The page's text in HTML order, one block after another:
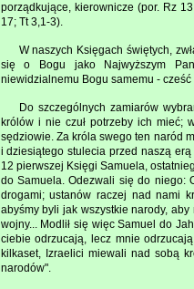
porządkujące, kierownicze (por. Rz
17; Tt 3,1-3).
W naszych Księgach świętych,
się o Bogu jako Najwyższym
niewidzialnemu Bogu samemu -
Do szczególnych zamiarów
królów i nie czuł potrzeby ich mieć;
sędziowie. Za króla swego ten naród
i dziesiątego stulecia przed naszą erą
12 pierwszej Księgi Samuela,
do Samuela. Odezwali się do niego:
drogami; ustanów raczej nad nami
abyśmy byli jak wszystkie narody, aby
wojny... Modlił się więc Samuel do
ciebie odrzucają, lecz mnie
kilkaset, Izraelici miewali nad sobą
narodów".